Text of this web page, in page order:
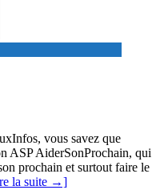
vous savez que
ASP AiderSonProchain, qui
prochain et surtout faire le
la suite →]